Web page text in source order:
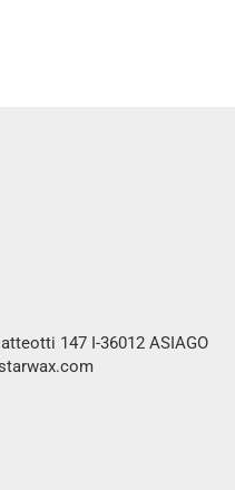
147 I-36012 ASIAGO